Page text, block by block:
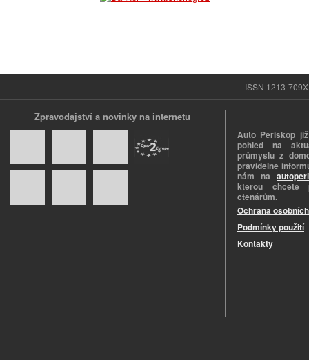
ISSN 1213-
Zpravodajství a novinky na internetu
Auto Periskop
pohled na
průmyslu z
pravidelně
nám na
kterou chcete
čtenářům.
Ochrana
Podmínky použití
Kontakty